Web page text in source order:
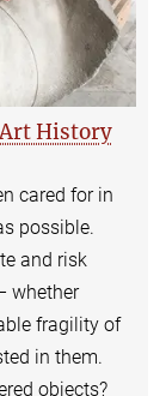
History
cared for in
possible.
and risk
whether
fragility of
in them.
objects?